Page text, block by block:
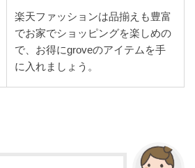
楽天ファッションは品揃えも豊富
でお家でショッピングを楽しめの
で、お得にgroveのアイテムを手
に入れましょう。